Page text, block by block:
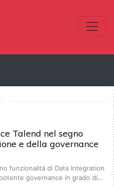
Talend nel segno
e della governance
funzionalità di Data Integration
governance in grado di…